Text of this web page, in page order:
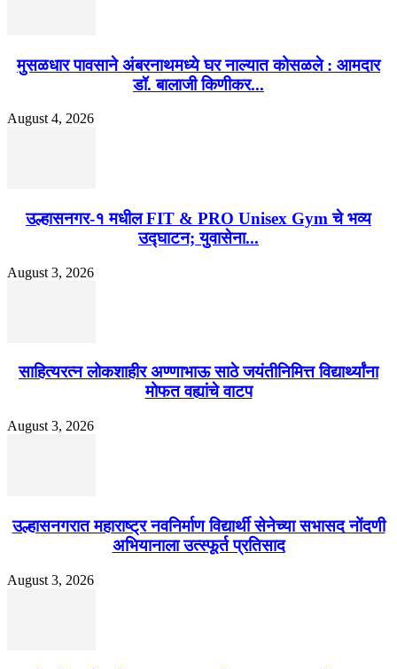
मुसळधार पावसाने अंबरनाथमध्ये घर नाल्यात कोसळले : आमदार
डॉ. बालाजी किणीकर...
August 4, 2026
उल्हासनगर-१ मधील FIT & PRO Unisex Gym चे भव्य
उद्घाटन; युवासेना...
August 3, 2026
साहित्यरत्न लोकशाहीर अण्णाभाऊ साठे जयंतीनिमित्त विद्यार्थ्यांना
मोफत वह्यांचे वाटप
August 3, 2026
उल्हासनगरात महाराष्ट्र नवनिर्माण विद्यार्थी सेनेच्या सभासद नोंदणी
अभियानाला उत्स्फूर्त प्रतिसाद
August 3, 2026